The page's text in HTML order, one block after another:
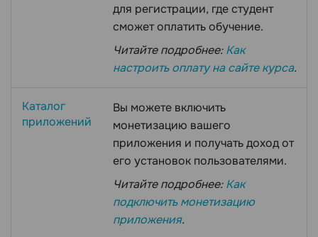
для регистрации, где студент
сможет оплатить обучение.
Читайте подробнее:Как
настроить оплату на сайте курса.
Каталог
приложений
Вы можете включить
монетизацию вашего
приложения и получать доход от
его установок пользователями.
Читайте подробнее:Как
подключить монетизацию
приложения.